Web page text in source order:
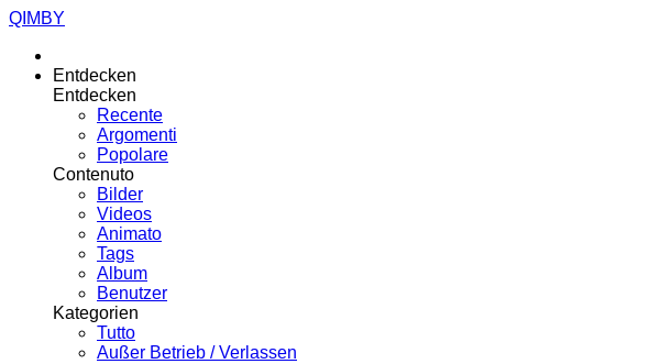
QIMBY
Entdecken
Entdecken
Recente
Argomenti
Popolare
Contenuto
Bilder
Videos
Animato
Tags
Album
Benutzer
Kategorien
Tutto
Außer Betrieb / Verlassen